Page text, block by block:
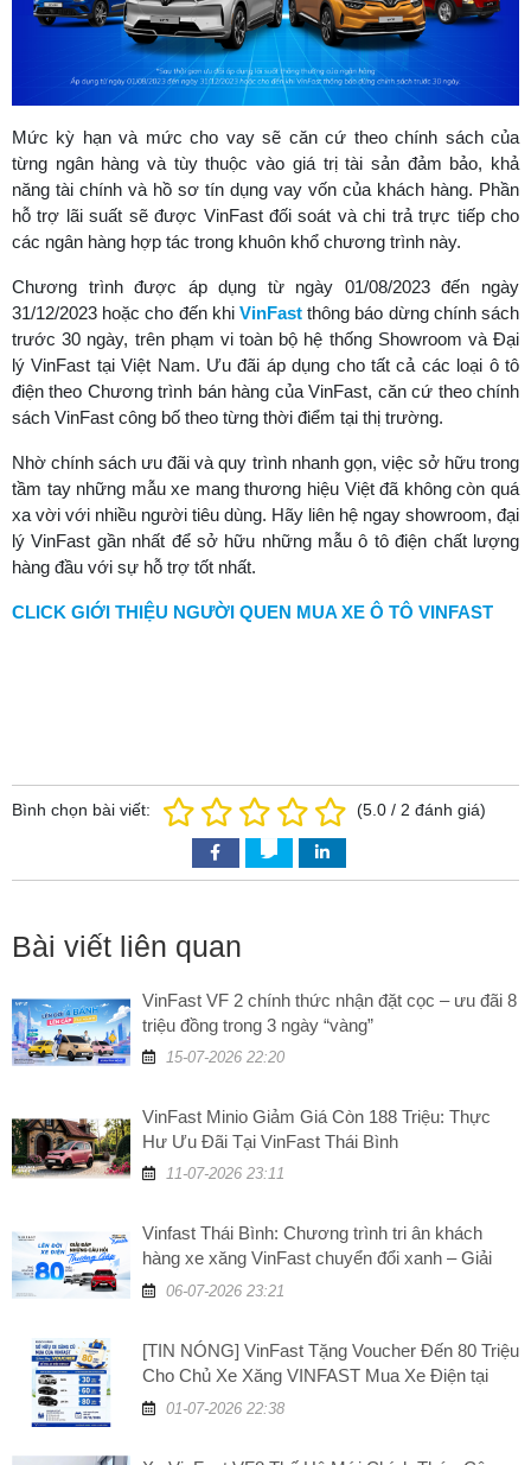
Mức kỳ hạn và mức cho vay sẽ căn cứ theo chính sách của
từng ngân hàng và tùy thuộc vào giá trị tài sản đảm bảo, khả
năng tài chính và hồ sơ tín dụng vay vốn của khách hàng. Phần
hỗ trợ lãi suất sẽ được VinFast đối soát và chi trả trực tiếp cho
các ngân hàng hợp tác trong khuôn khổ chương trình này.
Chương trình được áp dụng từ ngày 01/08/2023 đến ngày
31/12/2023 hoặc cho đến khi VinFast thông báo dừng chính sách
trước 30 ngày, trên phạm vi toàn bộ hệ thống Showroom và Đại
lý VinFast tại Việt Nam. Ưu đãi áp dụng cho tất cả các loại ô tô
điện theo Chương trình bán hàng của VinFast, căn cứ theo chính
sách VinFast công bố theo từng thời điểm tại thị trường.
Nhờ chính sách ưu đãi và quy trình nhanh gọn, việc sở hữu trong
tầm tay những mẫu xe mang thương hiệu Việt đã không còn quá
xa vời với nhiều người tiêu dùng. Hãy liên hệ ngay showroom, đại
lý VinFast gần nhất để sở hữu những mẫu ô tô điện chất lượng
hàng đầu với sự hỗ trợ tốt nhất.
CLICK GIỚI THIỆU NGƯỜI QUEN MUA XE Ô TÔ VINFAST
Bình chọn bài viết: (5.0 / 2 đánh giá)
Bài viết liên quan
VinFast VF 2 chính thức nhận đặt cọc – ưu đãi 8
triệu đồng trong 3 ngày “vàng”
15-07-2026 22:20
VinFast Minio Giảm Giá Còn 188 Triệu: Thực
Hư Ưu Đãi Tại VinFast Thái Bình
11-07-2026 23:11
Vinfast Thái Bình: Chương trình tri ân khách
hàng xe xăng VinFast chuyển đổi xanh – Giải
đáp những câu hỏi thường gặp
06-07-2026 23:21
[TIN NÓNG] VinFast Tặng Voucher Đến 80 Triệu
Cho Chủ Xe Xăng VINFAST Mua Xe Điện tại
VinFast Thái Bình
01-07-2026 22:38